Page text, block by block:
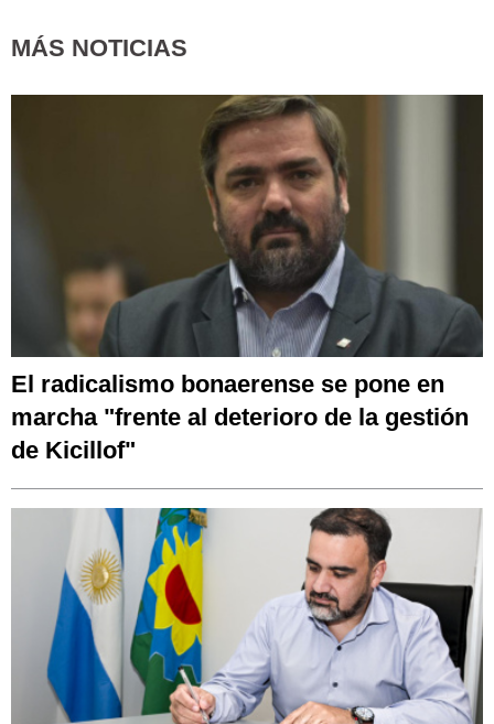
MÁS NOTICIAS
El radicalismo bonaerense se pone en
marcha "frente al deterioro de la gestión
de Kicillof"